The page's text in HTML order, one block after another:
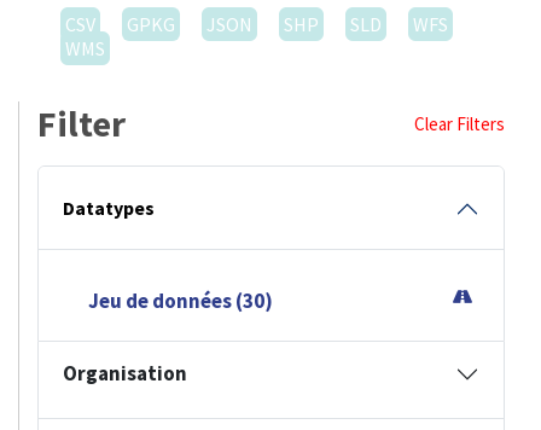
CSV
GPKG JSON SHP SLD
WFS
WMS
Filter Clear Filters
Datatypes
Jeu de données (30)
Organisation